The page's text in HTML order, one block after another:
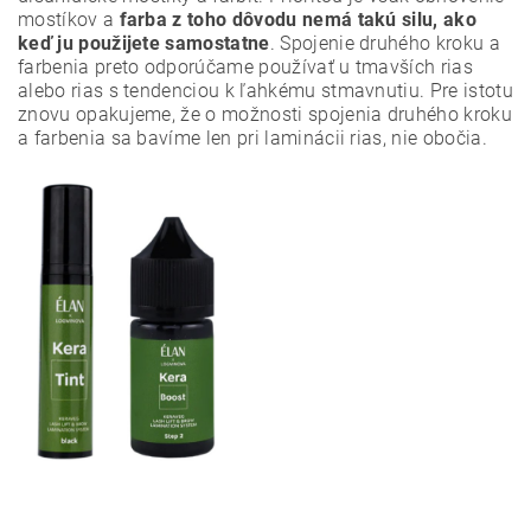
mostíkov a farba z toho dôvodu nemá takú silu, ako
keď ju použijete samostatne. Spojenie druhého kroku a
farbenia preto odporúčame používať u tmavších rias
alebo rias s tendenciou k ľahkému stmavnutiu. Pre istotu
znovu opakujeme, že o možnosti spojenia druhého kroku
a farbenia sa bavíme len pri laminácii rias, nie obočia.